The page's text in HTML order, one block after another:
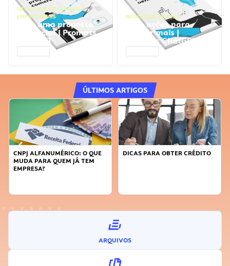
NEGÓCIOS, PROCESSOS
EMPRESARIAIS
Faça uma proposta
comercial | Prompts
ChatGPT
NEGÓCIOS, VENDAS
Faça ações para
vender mais |
Prompts ChatGPT
ÚLTIMOS ARTIGOS
DICAS PARA OBTER CRÉDITO
FAÇA A DIFERENÇA: SEJA
ARQUIVOS